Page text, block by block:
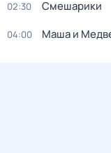
02:30 Смешарики
04:00 Маша и